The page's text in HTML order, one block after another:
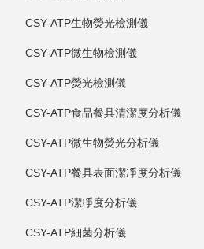
CSY-ATP生物熒光檢測儀
CSY-ATP微生物檢測儀
CSY-ATP熒光檢測儀
CSY-ATP食品餐具清潔度分析儀
CSY-ATP微生物熒光分析儀
CSY-ATP餐具表面潔凈度分析儀
CSY-ATP潔凈度分析儀
CSY-ATP細菌分析儀